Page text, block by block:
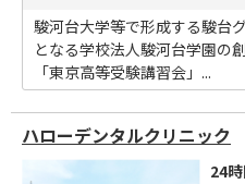
駿河台大学等で形成する駿台
となる学校法人駿河台学園の
「東京高等受験講習会」...
ハローデンタルクリニック
24